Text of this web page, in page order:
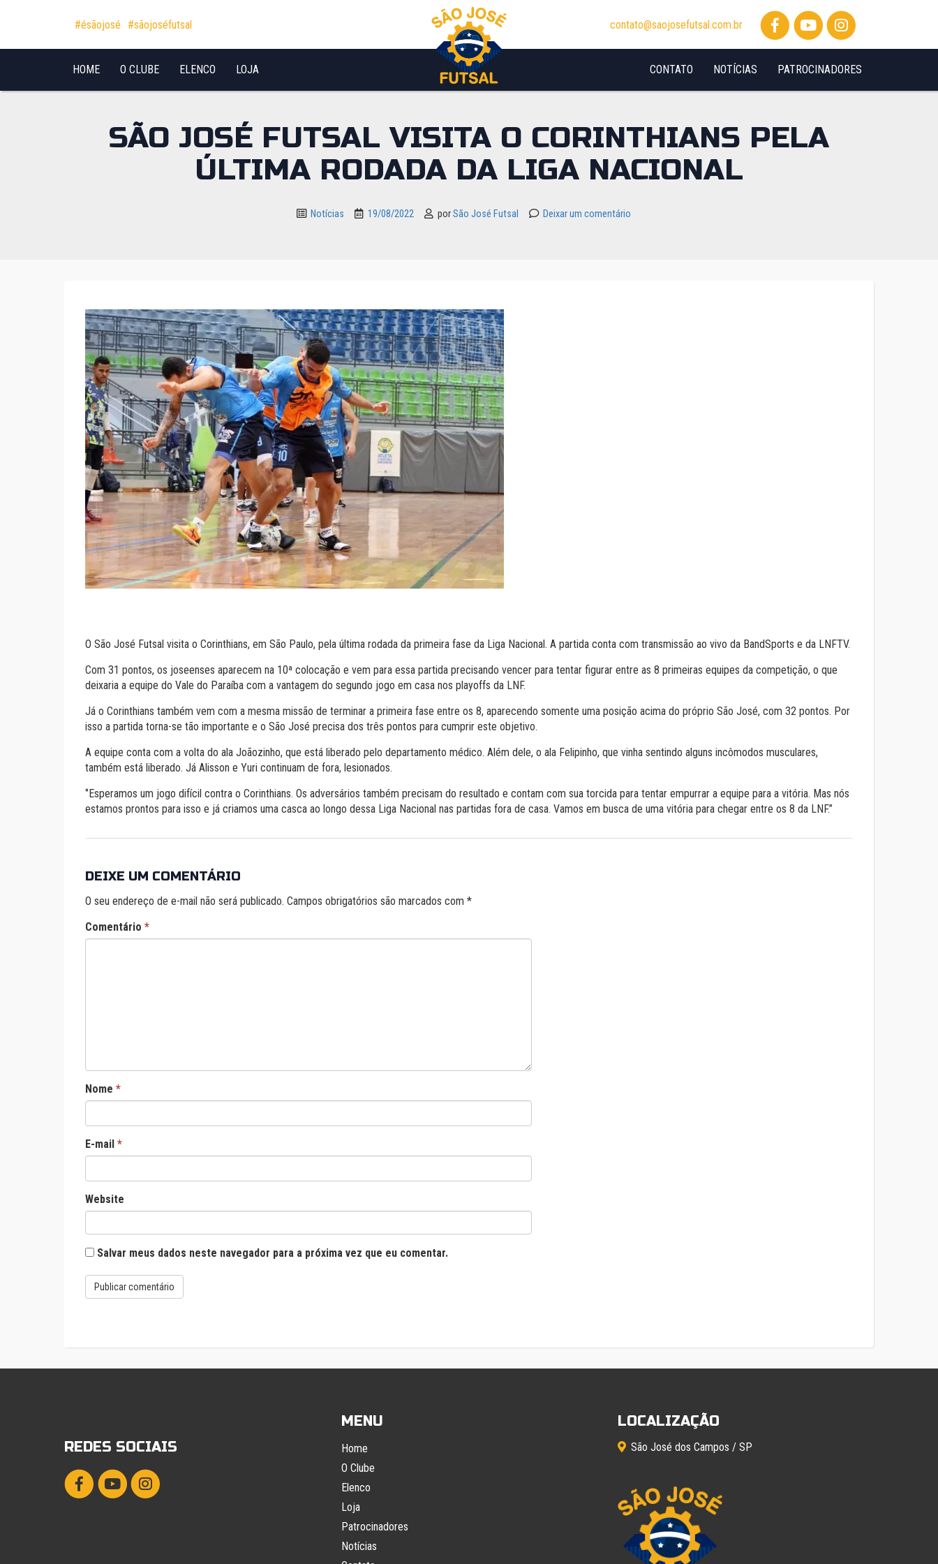
Pular para o conteúdo
#ésãojosé #sãojoséfutsal contato@saojosefutsal.com.br
HOME O CLUBE ELENCO LOJA PATROCINADORES
NOTÍCIAS
CONTATO
SÃO JOSÉ FUTSAL VISITA O CORINTHIANS PELA
ÚLTIMA RODADA DA LIGA NACIONAL
Notícias 19/08/2022 porSão José Futsal Deixar um comentário
O São José Futsal visita o Corinthians, em São Paulo, pela última rodada da primeira fase da Liga Nacional. A partida conta com transmissão ao vivo da BandSports e da LNFTV.
Com 31 pontos, os joseenses aparecem na 10ª colocação e vem para essa partida precisando vencer para tentar figurar entre as 8 primeiras equipes da competição, o que
deixaria a equipe do Vale do Paraíba com a vantagem do segundo jogo em casa nos playoffs da LNF.
Já o Corinthians também vem com a mesma missão de terminar a primeira fase entre os 8, aparecendo somente uma posição acima do próprio São José, com 32 pontos. Por
isso a partida torna-se tão importante e o São José precisa dos três pontos para cumprir este objetivo.
A equipe conta com a volta do ala Joãozinho, que está liberado pelo departamento médico. Além dele, o ala Felipinho, que vinha sentindo alguns incômodos musculares,
também está liberado. Já Alisson e Yuri continuam de fora, lesionados.
‘’Esperamos um jogo difícil contra o Corinthians. Os adversários também precisam do resultado e contam com sua torcida para tentar empurrar a equipe para a vitória. Mas nós
estamos prontos para isso e já criamos uma casca ao longo dessa Liga Nacional nas partidas fora de casa. Vamos em busca de uma vitória para chegar entre os 8 da LNF.’’
DEIXE UM COMENTÁRIO
O seu endereço de e-mail não será publicado. Campos obrigatórios são marcados com *
Comentário *
Nome *
E-mail *
Website
Salvar meus dados neste navegador para a próxima vez que eu comentar.
REDES SOCIAIS
MENU
Home
O Clube
Elenco
Loja
Patrocinadores
Notícias
LOCALIZAÇÃO
São José dos Campos / SP